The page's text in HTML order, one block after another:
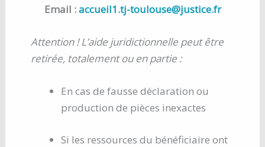
Email :accueil1.tj-toulouse@justice.fr
Attention ! L’aide juridictionnelle peut être
retirée, totalement ou en partie :
En cas de fausse déclaration ou
production de pièces inexactes
Si les ressources du bénéficiaire ont